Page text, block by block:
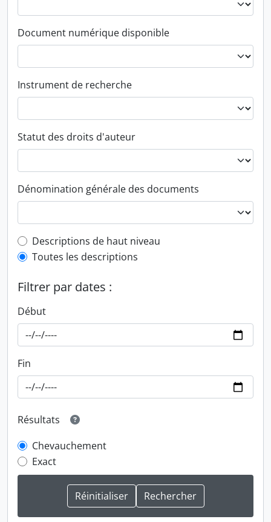
Document numérique disponible
Instrument de recherche
Statut des droits d'auteur
Dénomination générale des documents
Top-level description filter
Descriptions de haut niveau
Toutes les descriptions
Filtrer par dates :
Début
Fin
Résultats
Chevauchement
Exact